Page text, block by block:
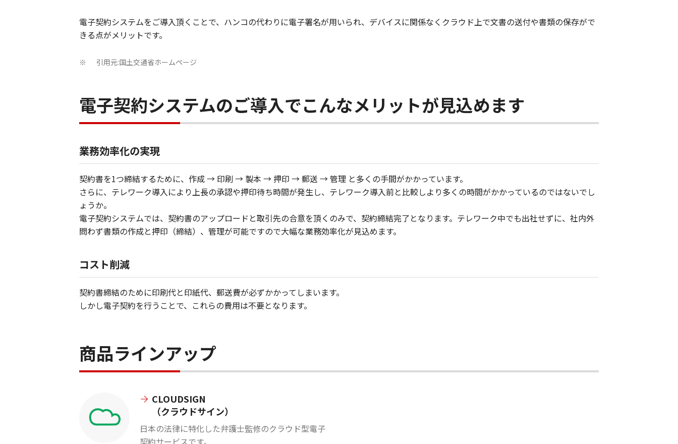
電子契約システムをご導入頂くことで、ハンコの代わりに電子署名が用いられ、デバイスに関係なくクラウド上で文書の送付や書類の保存がで
きる点がメリットです。
※ 引用元:国土交通省ホームページ
電子契約システムのご導入でこんなメリットが見込めます
業務効率化の実現
契約書を1つ締結するために、作成 → 印刷 → 製本 → 押印 → 郵送 → 管理 と多くの手間がかかっています。
さらに、テレワーク導入により上長の承認や押印待ち時間が発生し、テレワーク導入前と比較しより多くの時間がかかっているのではないでし
ょうか。
電子契約システムでは、契約書のアップロードと取引先の合意を頂くのみで、契約締結完了となります。テレワーク中でも出社せずに、社内外
問わず書類の作成と押印（締結）、管理が可能ですので大幅な業務効率化が見込めます。
コスト削減
契約書締結のために印刷代と印紙代、郵送費が必ずかかってしまいます。
しかし電子契約を行うことで、これらの費用は不要となります。
商品ラインアップ
CLOUDSIGN
（クラウドサイン）
日本の法律に特化した弁護士監修のクラウド型電子
契約サービスです。